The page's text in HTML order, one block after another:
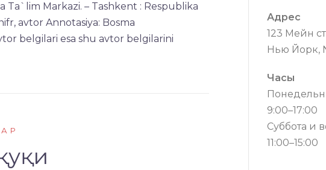
Markazi. – Tаshkent : Respublika
avtor Annotasiya: Bosma
belgilari esa shu avtor belgilarini
Адрес
123 Мейн
Нью Йорк,
Часы
9:00–17:00
Суббота и
11:00–15:00